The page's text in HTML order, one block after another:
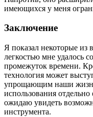
имеющихся у меня
Заключение
Я показал некоторые из
легкостью мне удалось
промежуток времени.
технология может
упрощающим наши
использования
ожидаю увидеть
инструмента.